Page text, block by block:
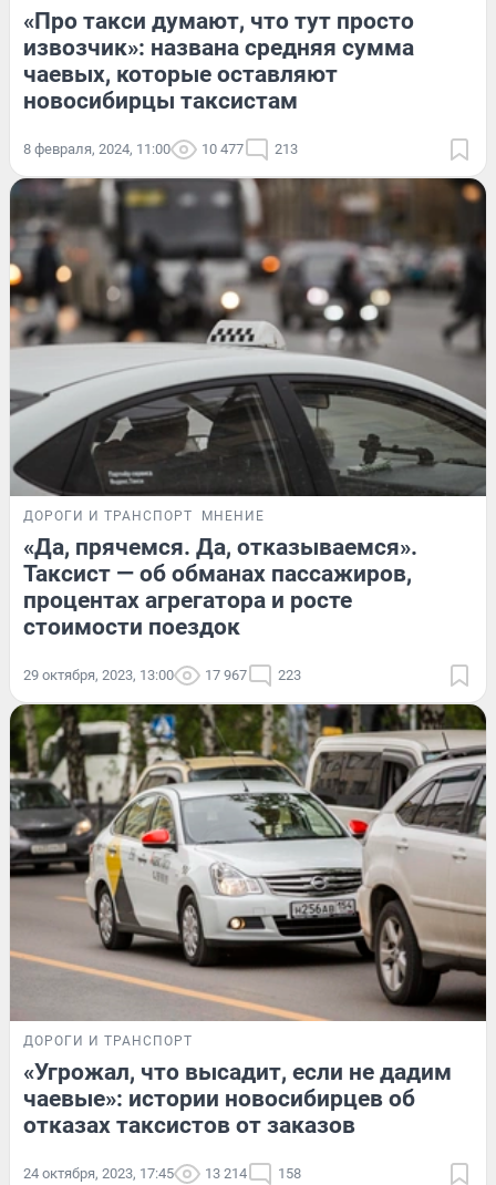
«Про такси думают, что тут просто
извозчик»: названа средняя сумма
чаевых, которые оставляют
новосибирцы таксистам
8 февраля, 2024, 11:00 10 477 213
ДОРОГИ И ТРАНСПОРТ МНЕНИЕ
«Да, прячемся. Да, отказываемся».
Таксист — об обманах пассажиров,
процентах агрегатора и росте
стоимости поездок
29 октября, 2023, 13:00 17 967 223
ДОРОГИ И ТРАНСПОРТ
«Угрожал, что высадит, если не дадим
чаевые»: истории новосибирцев об
отказах таксистов от заказов
24 октября, 2023, 17:45 13 214 158